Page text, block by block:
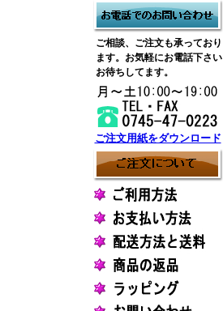
ご相談、ご注文も承っており
ます。お気軽にお電話下さい
お待ちしてます。
ご注文用紙をダウンロード